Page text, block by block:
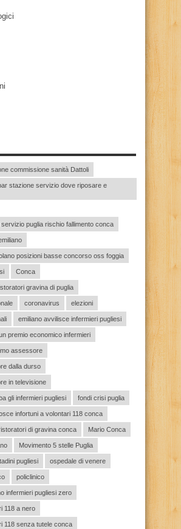
commissione sanità Dattoli
stazione servizio dove riposare e
puglia rischio fallimento conca
posizioni basse concorso oss foggia
Conca
gravina di puglia
coronavirus elezioni
emiliano avvilisce infermieri pugliesi
premio economico infermieri
assessore
dalla durso
in televisione
gli infermieri pugliesi fondi crisi puglia
infortuni a volontari 118 conca
di gravina conca Mario Conca
Movimento 5 stelle Puglia
pugliesi ospedale di venere
policlinico
infermieri pugliesi zero
118 a nero
118 senza tutele conca